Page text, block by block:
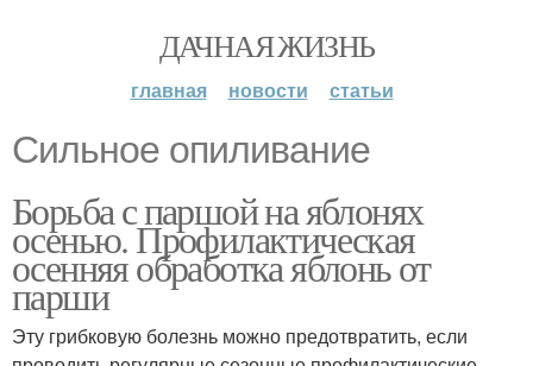
ДАЧНАЯ ЖИЗНЬ
главная новости статьи
Сильное опиливание
Борьба с паршой на яблонях
осенью. Профилактическая
осенняя обработка яблонь от
парши
Эту грибковую болезнь можно предотвратить, если